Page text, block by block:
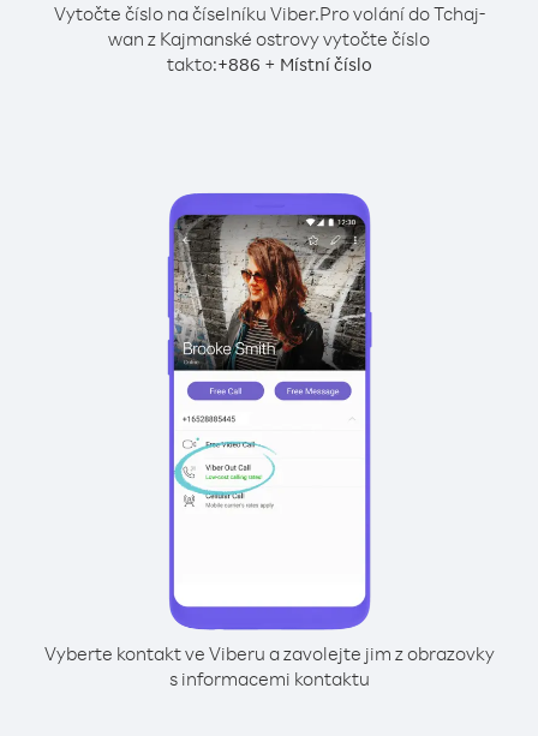
Vytočte číslo na číselníku Viber.Pro volání do Tchaj-
wan z Kajmanské ostrovy vytočte číslo
takto:+886 + Místní číslo
Vyberte kontakt ve Viberu a zavolejte jim z obrazovky
s informacemi kontaktu